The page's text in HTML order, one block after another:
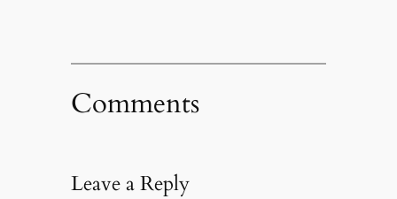
Comments
Leave a Reply